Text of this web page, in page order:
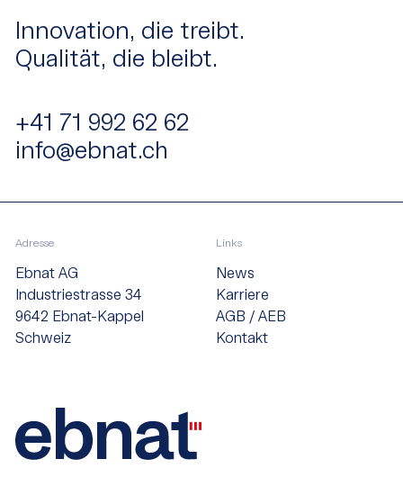
Innovation, die treibt.
Qualität, die bleibt.
+41 71 992 62 62
info@ebnat.ch
Adresse
Ebnat AG
Industriestrasse 34
9642 Ebnat-Kappel
Schweiz
Links
News
Karriere
AGB / AEB
Kontakt